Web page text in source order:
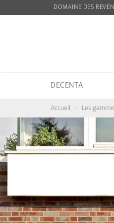
DOMAINE DES
DECENTA
Accueil Les